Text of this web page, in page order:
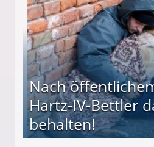
Nach
Hartz-IV-Bettler
behalten!